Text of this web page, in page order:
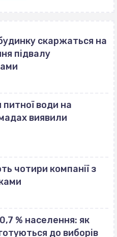
скаржаться на
підвалу
води на
виявили
чотири компанії з
% населення: як
до виборів